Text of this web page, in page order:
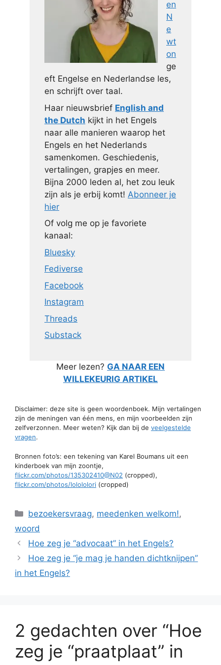
en
N
e
wt
on
ge
eft Engelse en Nederlandse les,
en schrijft over taal.
Haar nieuwsbrief English and
the Dutch kijkt in het Engels
naar alle manieren waarop het
Engels en het Nederlands
samenkomen. Geschiedenis,
vertalingen, grapjes en meer.
Bijna 2000 leden al, het zou leuk
zijn als je erbij komt! Abonneer je
hier
Of volg me op je favoriete
kanaal:
Bluesky
Fediverse
Facebook
Instagram
Threads
Substack
Meer lezen? GA NAAR EEN
WILLEKEURIG ARTIKEL
Disclaimer: deze site is geen woordenboek. Mijn vertalingen
zijn de meningen van één mens, en mijn voorbeelden zijn
zelfverzonnen. Meer weten? Kijk dan bij de veelgestelde
vragen.
Bronnen foto’s: een tekening van Karel Boumans uit een
kinderboek van mijn zoontje,
flickr.com/photos/135302410@N02 (cropped),
flickr.com/photos/lolololori (cropped)
Categorieën
bezoekersvraag, meedenken welkom!,
woord
Hoe zeg je “advocaat” in het Engels?
Hoe zeg je “je mag je handen dichtknijpen”
in het Engels?
2 gedachten over “Hoe
zeg je “praatplaat” in